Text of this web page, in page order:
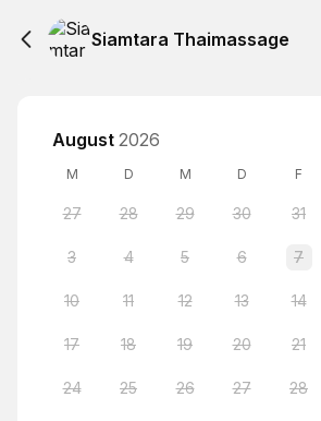
Siamtara Thaimassage
August 2026
M D M D F
27 28 29 30 31
3 4 5 6 7
10 11 12 13 14
17 18 19 20 21
24 25 26 27 28